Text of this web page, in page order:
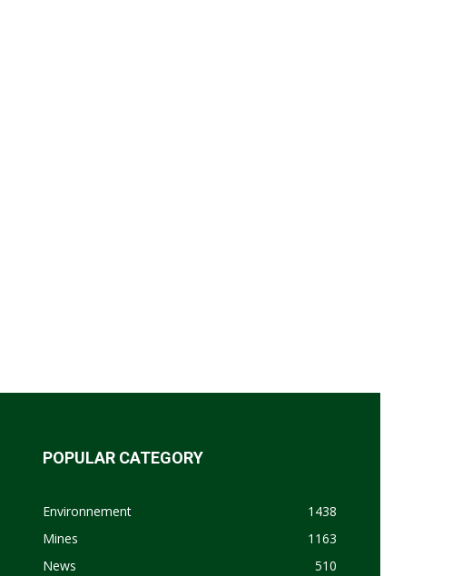
POPULAR CATEGORY
Environnement
1438
Mines
1163
News
510